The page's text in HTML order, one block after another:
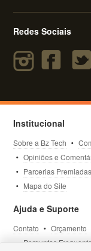
Redes Sociais
Institucional
Sobre a Bz Tech
Opiniões e
Parcerias Premiadas
Mapa do Site
Ajuda e Suporte
Contato Orçamento
Perguntas